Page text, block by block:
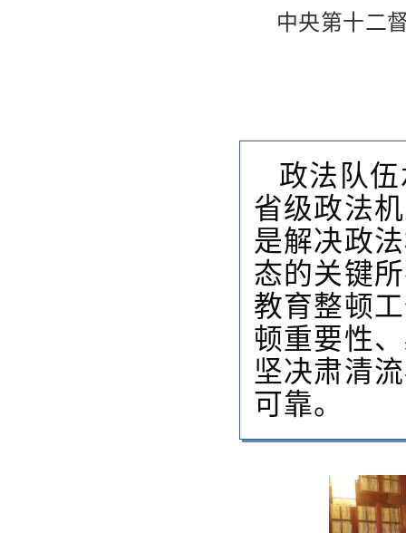
中央第十二
政法队
省级政法
是解决政
态的关键
教育整顿
顿重要性
坚决肃清
可靠。